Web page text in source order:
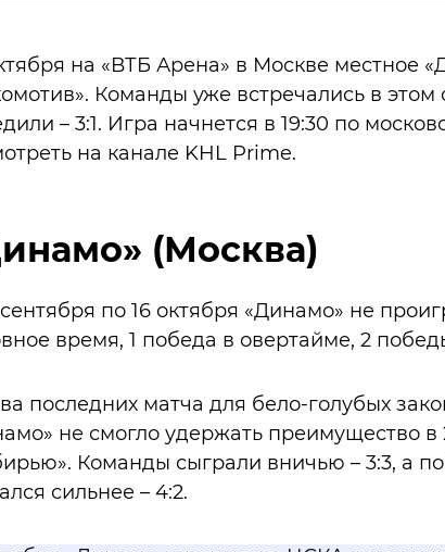
на «ВТБ Арена» в Москве местное
Команды уже встречались в
– 3:1. Игра начнется в 19:30 по
на канале KHL Prime.
(Москва)
по 16 октября «Динамо» не
время, 1 победа в овертайме, 2
последних матча для бело-голубых
не смогло удержать преимущество в
Команды сыграли вничью – 3:3, а
сильнее – 4:2.